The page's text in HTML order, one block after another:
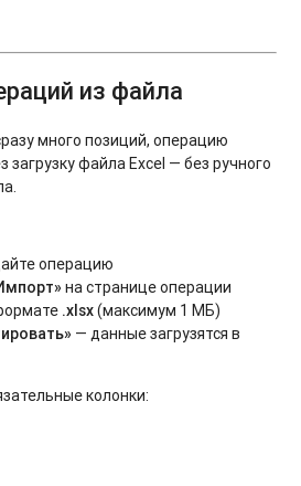
из файла
много позиций, операцию
файла Excel — без ручного
операцию
на странице операции
.xlsx(максимум 1 МБ)
— данные загрузятся в
колонки: